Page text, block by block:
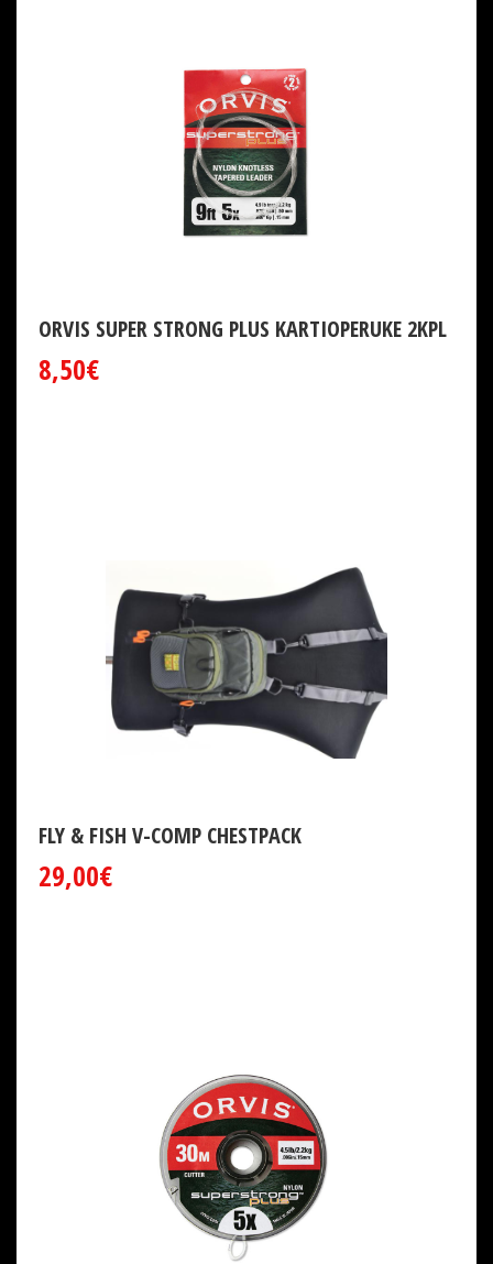
ORVIS SUPER STRONG PLUS KARTIOPERUKE 2KPL
8,50€
FLY & FISH V-COMP CHESTPACK
29,00€